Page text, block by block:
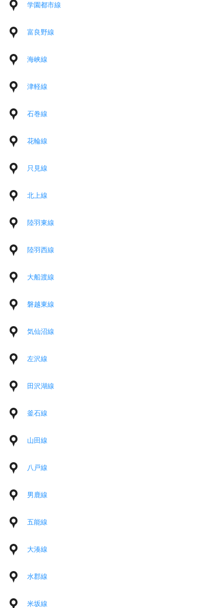
学園都市線
富良野線
海峡線
津軽線
石巻線
花輪線
只見線
北上線
陸羽東線
陸羽西線
大船渡線
磐越東線
気仙沼線
左沢線
田沢湖線
釜石線
山田線
八戸線
男鹿線
五能線
大湊線
水郡線
米坂線